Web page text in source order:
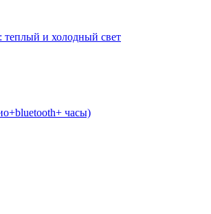
теплый и холодный свет
часы)